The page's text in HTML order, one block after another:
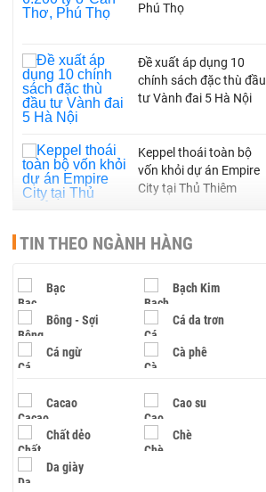
Phú Thọ
Đề xuất áp dụng 10
chính sách đặc thù đầu
tư Vành đai 5 Hà Nội
Keppel thoái toàn bộ
vốn khỏi dự án Empire
City tại Thủ Thiêm
Hà Nội chuyển đổi đất
trung tâm văn phòng
kết hợp dịch vụ thương
mại
Thiết kế quốc lộ 13 mở
rộng gần gấp ba lần
TIN THEO NGÀNH HÀNG
Bạc Bạch Kim
Bông - Sợi Cá da trơn
Cá ngừ Cà phê
Cacao Cao su
Chất dẻo Chè
Da giày